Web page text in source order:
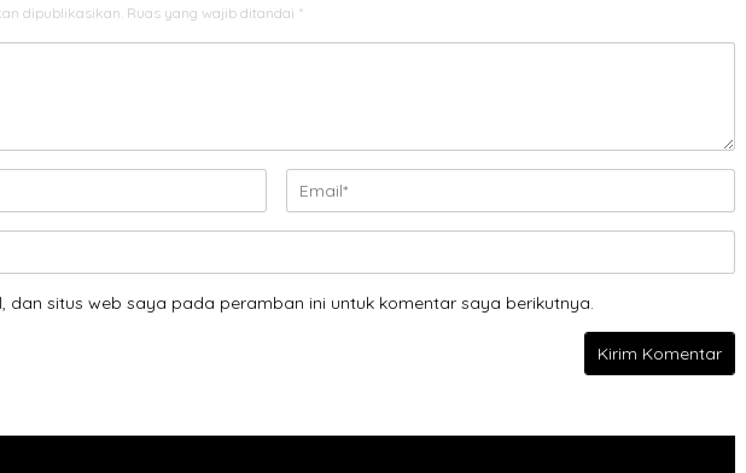
dipublikasikan. Ruas yang wajib ditandai *
dan situs web saya pada peramban ini untuk komentar saya berikutnya.